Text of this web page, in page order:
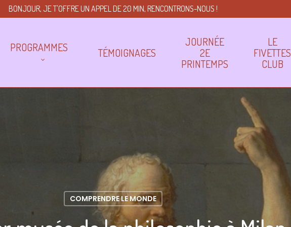
BONJOUR, JE T'OFFRE UN APPEL DE 20 MIN, RENCONTRONS-NOUS !
PROGRAMMES TÉMOIGNAGES
JOURNÉE
2E
PRINTEMPS
LE
FIVETTES
CLUB
COMPRENDRE LE MONDE